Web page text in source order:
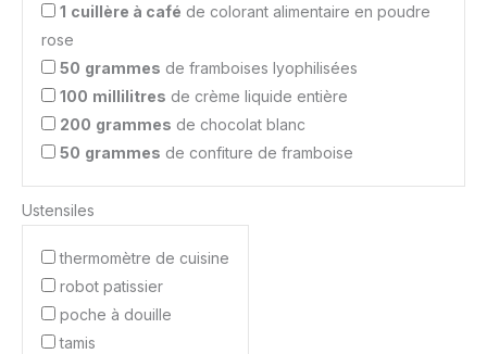
1 cuillère à café de colorant alimentaire en poudre
rose
50 grammes de framboises lyophilisées
100 millilitres de crème liquide entière
200 grammes de chocolat blanc
50 grammes de confiture de framboise
Ustensiles
thermomètre de cuisine
robot patissier
poche à douille
tamis